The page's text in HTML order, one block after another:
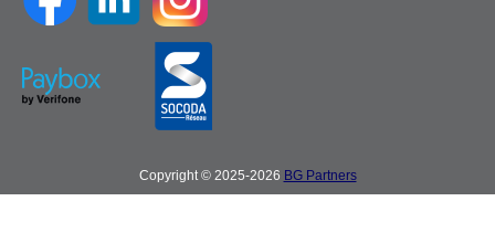
Copyright © 2025-2026 BG Partners